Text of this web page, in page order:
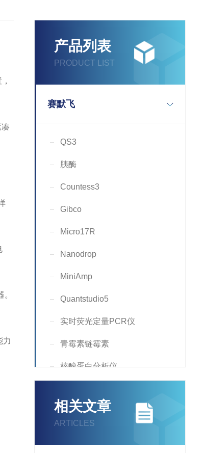
产品列表
PRODUCT LIST
赛默飞
QS3
胰酶
Countess3
Gibco
Micro17R
Nanodrop
MiniAmp
Quantstudio5
实时荧光定量PCR仪
青霉素链霉素
核酸蛋白分析仪
Countess
相关文章
ARTICLES
力